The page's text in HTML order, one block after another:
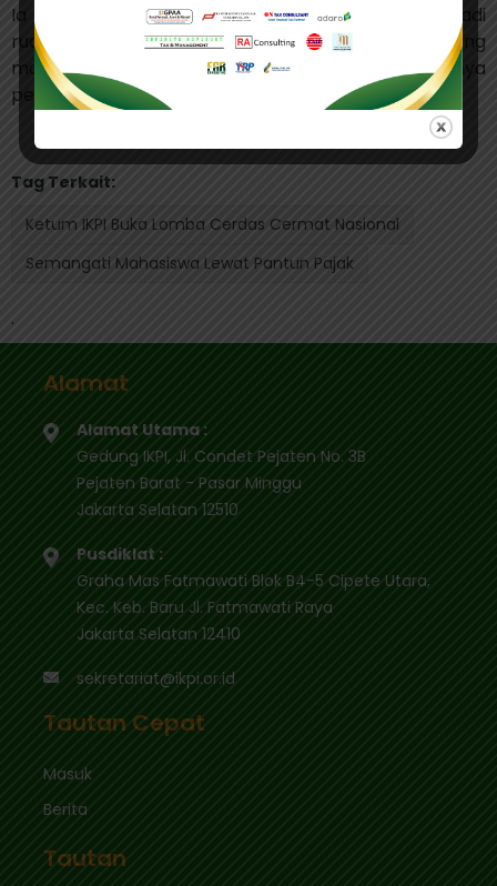
Ia berharap, LCC Perpajakan IKPI 2025 bisa menjadi
ruang kompetitif sekaligus edukatif yang mendorong
mahasiswa untuk semakin memahami pentingnya
perpajakan dalam pembangunan nasional. (bl)
Tag Terkait:
Ketum IKPI Buka Lomba Cerdas Cermat Nasional
Semangati Mahasiswa Lewat Pantun Pajak
.
Alamat
Alamat Utama :
Gedung IKPI, Jl. Condet Pejaten No. 3B
Pejaten Barat - Pasar Minggu
Jakarta Selatan 12510
Pusdiklat :
Graha Mas Fatmawati Blok B4-5 Cipete Utara,
Kec. Keb. Baru Jl. Fatmawati Raya
Jakarta Selatan 12410
sekretariat@ikpi.or.id
Tautan Cepat
Masuk
Berita
Tautan